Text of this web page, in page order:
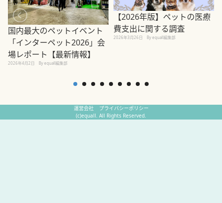
国内最大のペットイベント
「インターペット2026」会
場レポート【最新情報】
2026年4月2日 By equall編集部
【2026年版】ペットの医療
費支出に関する調査
2026年3月26日 By equall編集部
運営会社
プライバシーポリシー
(c)equall. All Rights Reserved.